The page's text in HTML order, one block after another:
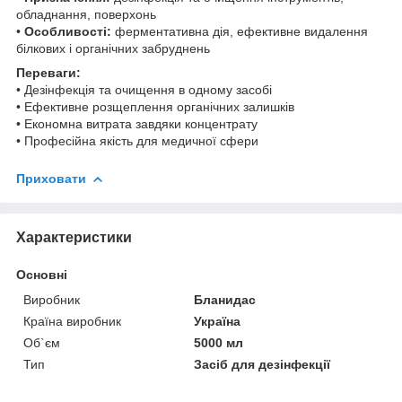
обладнання, поверхонь
• Особливості: ферментативна дія, ефективне видалення
білкових і органічних забруднень
Переваги:
• Дезінфекція та очищення в одному засобі
• Ефективне розщеплення органічних залишків
• Економна витрата завдяки концентрату
• Професійна якість для медичної сфери
Приховати
Характеристики
Основні
Виробник
Бланидас
Країна виробник
Україна
Об`єм
5000 мл
Тип
Засіб для дезінфекції